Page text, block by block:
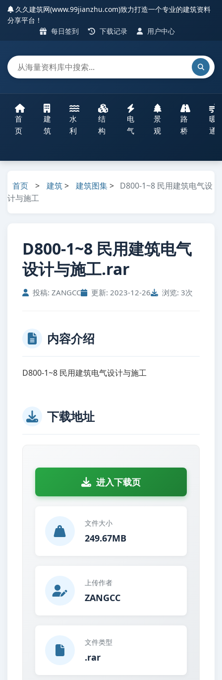
久久建筑网(www.99jianzhu.com)致力打造一个专业的建筑资料
分享平台！
每日签到
下载记录 用户中心
首
页
建
筑
水
利
结
构
电
气
景
观
路
桥
暖
通
首页 > 建筑> 建筑图集> D800-1~8 民用建筑电气设
计与施工
D800-1~8 民用建筑电气
设计与施工.rar
投稿: ZANGCC 更新: 2023-12-26 浏览: 3次
内容介绍
D800-1~8 民用建筑电气设计与施工
下载地址
进入下载页
文件大小
249.67MB
上传作者
ZANGCC
文件类型
.rar